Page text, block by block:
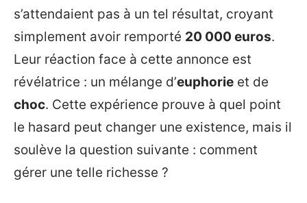
s’attendaient pas à un tel résultat, croyant
simplement avoir remporté 20 000 euros.
Leur réaction face à cette annonce est
révélatrice : un mélange d’euphorie et de
choc. Cette expérience prouve à quel point
le hasard peut changer une existence, mais il
soulève la question suivante : comment
gérer une telle richesse ?